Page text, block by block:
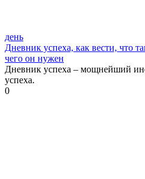
день
Дневник успеха, как вести, что
чего он нужен
Дневник успеха – мощнейший
успеха.
0